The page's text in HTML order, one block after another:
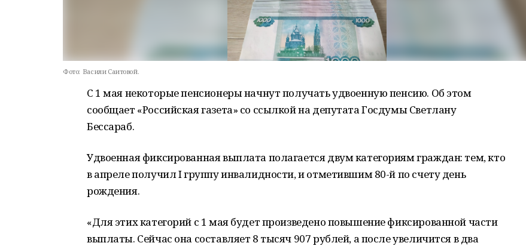
Фото: Васили Саитовой.
С 1 мая некоторые пенсионеры начнут получать удвоенную пенсию. Об этом
сообщает «Российская газета» со ссылкой на депутата Госдумы Светлану
Бессараб.
Удвоенная фиксированная выплата полагается двум категориям граждан: тем, кто
в апреле получил I группу инвалидности, и отметившим 80-й по счету день
рождения.
«Для этих категорий с 1 мая будет произведено повышение фиксированной части
выплаты. Сейчас она составляет 8 тысяч 907 рублей, а после увеличится в два